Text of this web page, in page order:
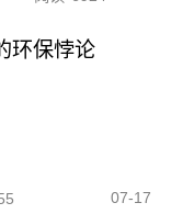
环保悖论
07-17